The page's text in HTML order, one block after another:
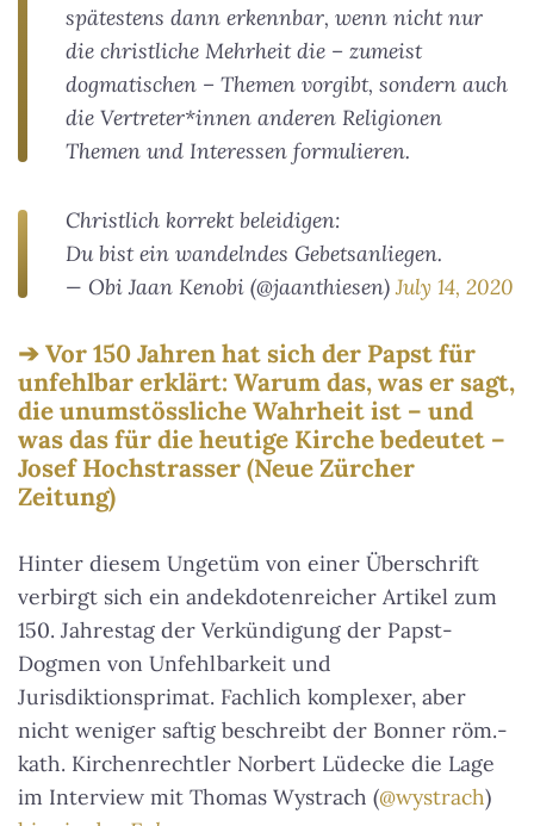
spätestens dann erkennbar, wenn nicht nur
die christliche Mehrheit die – zumeist
dogmatischen – Themen vorgibt, sondern auch
die Vertreter*innen anderen Religionen
Themen und Interessen formulieren.
Christlich korrekt beleidigen:
Du bist ein wandelndes Gebetsanliegen.
— Obi Jaan Kenobi (@jaanthiesen)July 14, 2020
Vor 150 Jahren hat sich der Papst für
unfehlbar erklärt: Warum das, was er sagt,
die unumstössliche Wahrheit ist – und
was das für die heutige Kirche bedeutet –
Josef Hochstrasser (Neue Zürcher
Zeitung)
Hinter diesem Ungetüm von einer Überschrift
verbirgt sich ein andekdotenreicher Artikel zum
150. Jahrestag der Verkündigung der Papst-
Dogmen von Unfehlbarkeit und
Jurisdiktionsprimat. Fachlich komplexer, aber
nicht weniger saftig beschreibt der Bonner röm.-
kath. Kirchenrechtler Norbert Lüdecke die Lage
im Interview mit Thomas Wystrach (@wystrach)